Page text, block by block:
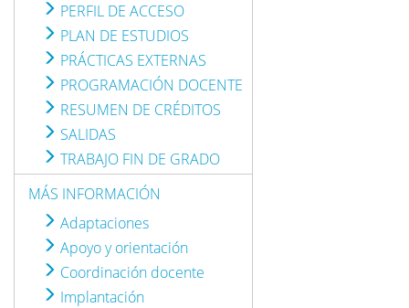
PERFIL DE ACCESO
PLAN DE ESTUDIOS
PRÁCTICAS EXTERNAS
PROGRAMACIÓN DOCENTE
RESUMEN DE CRÉDITOS
SALIDAS
TRABAJO FIN DE GRADO
MÁS INFORMACIÓN
Adaptaciones
Apoyo y orientación
Coordinación docente
Implantación